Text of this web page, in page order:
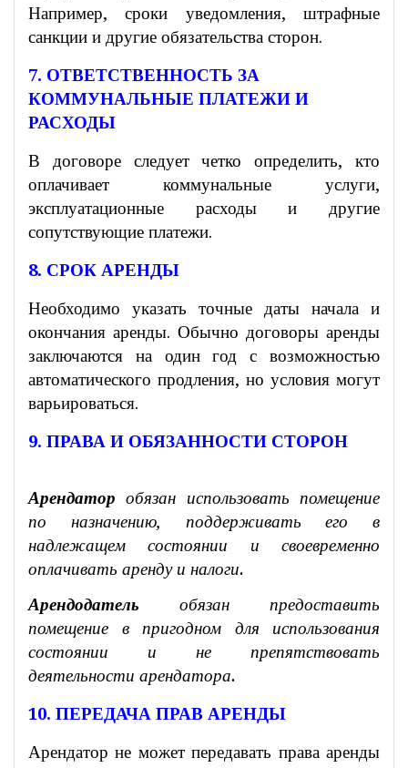
Например, сроки уведомления, штрафные
санкции и другие обязательства сторон.
7. ОТВЕТСТВЕННОСТЬ ЗА
КОММУНАЛЬНЫЕ ПЛАТЕЖИ И
РАСХОДЫ
В договоре следует четко определить, кто
оплачивает коммунальные услуги,
эксплуатационные расходы и другие
сопутствующие платежи.
8. СРОК АРЕНДЫ
Необходимо указать точные даты начала и
окончания аренды. Обычно договоры аренды
заключаются на один год с возможностью
автоматического продления, но условия могут
варьироваться.
9. ПРАВА И ОБЯЗАННОСТИ СТОРОН
Арендатор обязан использовать помещение
по назначению, поддерживать его в
надлежащем состоянии и своевременно
оплачивать аренду и налоги.
Арендодатель обязан предоставить
помещение в пригодном для использования
состоянии и не препятствовать
деятельности арендатора.
10. ПЕРЕДАЧА ПРАВ АРЕНДЫ
Арендатор не может передавать права аренды